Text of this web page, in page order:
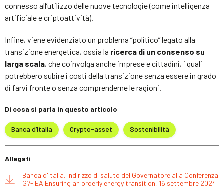
connesso all’utilizzo delle nuove tecnologie (come intelligenza
artificiale e criptoattività).
Infine, viene evidenziato un problema “politico” legato alla
transizione energetica, ossia la ricerca di un consenso su
larga scala, che coinvolga anche imprese e cittadini, i quali
potrebbero subire i costi della transizione senza essere in grado
di farvi fronte o senza comprenderne le ragioni.
Di cosa si parla in questo articolo
Banca d’Italia Crypto-asset Sostenibilità
Allegati
Banca d'Italia, indirizzo di saluto del Governatore alla Conferenza
G7-IEA Ensuring an orderly energy transition, 16 settembre 2024